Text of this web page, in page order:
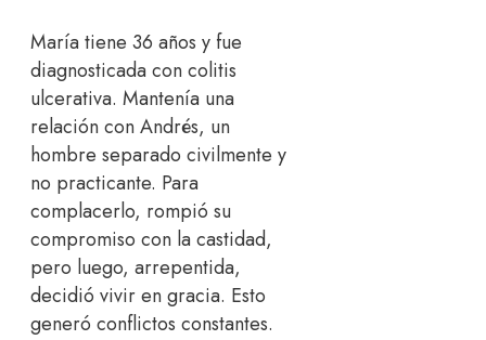
María tiene 36 años y fue
diagnosticada con colitis
ulcerativa. Mantenía una
relación con Andrés, un
hombre separado civilmente y
no practicante. Para
complacerlo, rompió su
compromiso con la castidad,
pero luego, arrepentida,
decidió vivir en gracia. Esto
generó conflictos constantes.